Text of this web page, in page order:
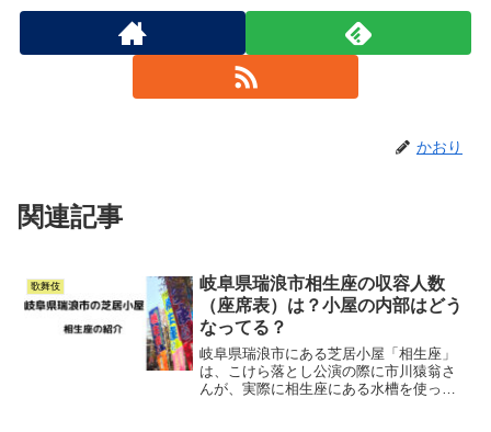
かおり
関連記事
歌舞伎
岐阜県瑞浪市相生座の収容人数
（座席表）は？小屋の内部はどう
なってる？
岐阜県瑞浪市にある芝居小屋「相生座」
は、こけら落とし公演の際に市川猿翁さ
んが、実際に相生座にある水槽を使って